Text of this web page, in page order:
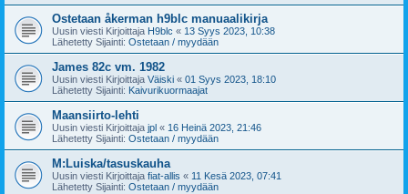
Ostetaan åkerman h9blc manuaalikirja
Uusin viesti Kirjoittaja H9blc « 13 Syys 2023, 10:38
Lähetetty Sijainti: Ostetaan / myydään
James 82c vm. 1982
Uusin viesti Kirjoittaja Väiski « 01 Syys 2023, 18:10
Lähetetty Sijainti: Kaivurikuormaajat
Maansiirto-lehti
Uusin viesti Kirjoittaja jpl « 16 Heinä 2023, 21:46
Lähetetty Sijainti: Ostetaan / myydään
M:Luiska/tasuskauha
Uusin viesti Kirjoittaja fiat-allis « 11 Kesä 2023, 07:41
Lähetetty Sijainti: Ostetaan / myydään